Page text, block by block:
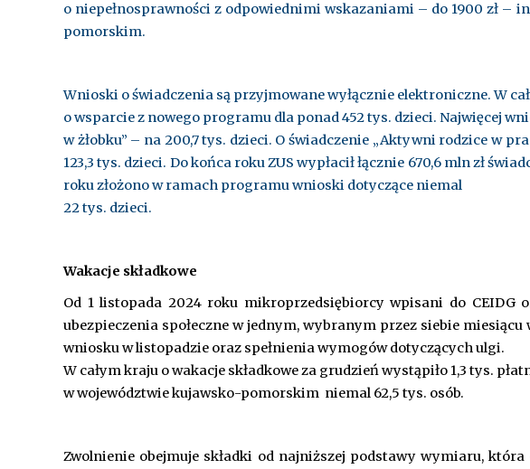
o niepełnosprawności z odpowiednimi wskazaniami – do 1900 zł –
pomorskim.
Wnioski o świadczenia są przyjmowane wyłącznie elektroniczne. W
o wsparcie z nowego programu dla ponad 452 tys. dzieci. Najwięcej
w żłobku” – na 200,7 tys. dzieci. O świadczenie „Aktywni rodzice w
123,3 tys. dzieci. Do końca roku ZUS wypłacił łącznie 670,6 mln zł
roku złożono w ramach programu wnioski dotyczące niemal
22 tys. dzieci.
Wakacje składkowe
Od 1 listopada 2024 roku mikroprzedsiębiorcy wpisani do CEIDG
ubezpieczenia społeczne w jednym, wybranym przez siebie
wniosku w listopadzie oraz spełnienia wymogów dotyczących ulgi.
W całym kraju o wakacje składkowe za grudzień wystąpiło 1,3 tys.
w województwie kujawsko-pomorskim niemal 62,5 tys. osób.
Zwolnienie obejmuje składki od najniższej podstawy wymiaru,